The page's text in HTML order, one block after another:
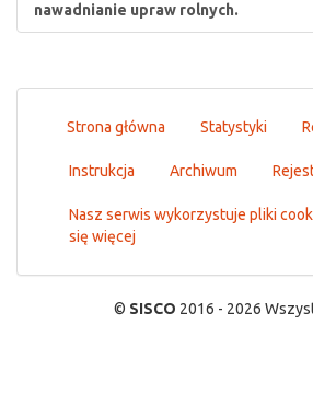
nawadnianie upraw rolnych.
Strona główna Statystyki
Instrukcja Archiwum
Nasz serwis wykorzystuje pliki
się więcej
© SISCO 2016 - 2026